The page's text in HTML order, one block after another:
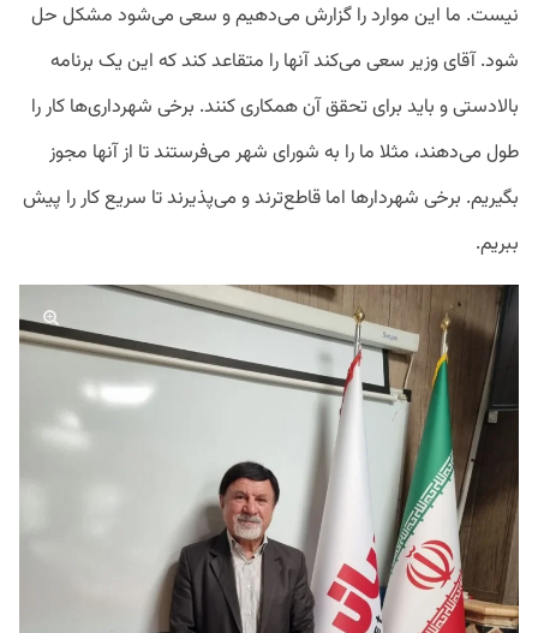
نیست. ما این موارد را گزارش می‌دهیم و سعی می‌شود مشکل حل
شود. آقای وزیر سعی می‌کند آنها را متقاعد کند که این یک برنامه
بالادستی و باید برای تحقق آن همکاری کنند. برخی شهرداری‌ها کار را
طول می‌دهند، مثلا ما را به شورای شهر می‌فرستند تا از آنها مجوز
بگیریم. برخی شهردارها اما قاطع‌ترند و می‌پذیرند تا سریع کار را پیش
ببریم.